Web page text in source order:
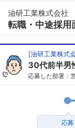
油研工業株式会社
転職・中途採用
[油研工業株式
30代前半男
応募した部署：
応募